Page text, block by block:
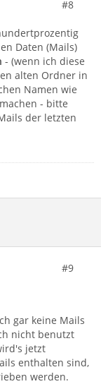
#8
Daten (Mails)
- (wenn ich diese
alten Ordner in
Namen wie
- bitte
der letzten
#9
gar keine Mails
nicht benutzt
jetzt
enthalten sind,
werden.